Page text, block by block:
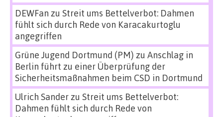
DEWFan zu Streit ums Bettelverbot: Dahmen
fühlt sich durch Rede von Karacakurtoglu
angegriffen
Grüne Jugend Dortmund (PM) zu Anschlag in
Berlin führt zu einer Überprüfung der
Sicherheitsmaßnahmen beim CSD in Dortmund
Ulrich Sanderzu Streit ums Bettelverbot:
Dahmen fühlt sich durch Rede von